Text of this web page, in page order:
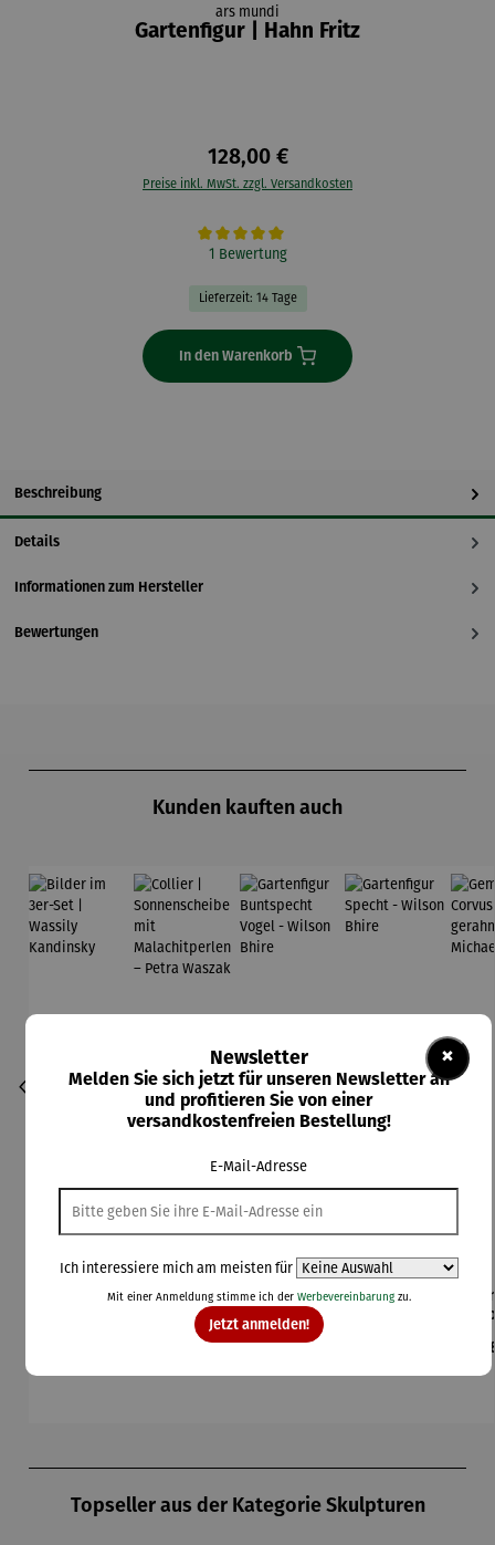
ars mundi
Gartenfigur | Hahn Fritz
128,00 €
Preise inkl. MwSt. zzgl. Versandkosten
Durchschnittliche Bewertung von 5 von 5 Sternen
1 Bewertung
Lieferzeit: 14 Tage
In den Warenkorb
Beschreibung
Details
Informationen zum Hersteller
Bewertungen
Kunden kauften auch
Durchschnittliche Bewertung von 5 von 5 Sternen
Bilder im
Collier |
Sonnensc
heibe mit
Regulärer Preis:
260,00 €
Gartenfigu
r
Buntspech
Regulärer Preis:
94,00 €
Gartenfigu
Topseller aus der Kategorie Skulpturen
×
Newsletter
Melden Sie sich jetzt für unseren Newsletter an
und profitieren Sie von einer
versandkostenfreien Bestellung!
E-Mail-Adresse
Ich interessiere mich am meisten für
Mit einer Anmeldung stimme ich der Werbevereinbarungzu.
Jetzt anmelden!